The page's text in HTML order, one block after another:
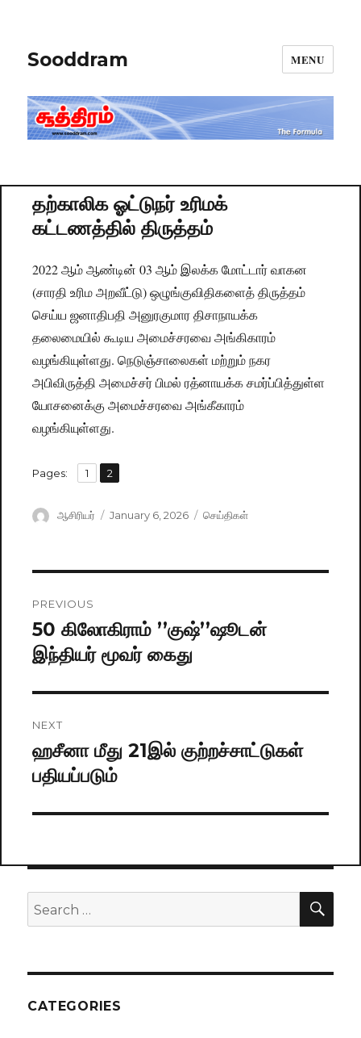
Sooddram MENU
தற்காலிக ஓட்டுநர் உரிமக்
கட்டணத்தில் திருத்தம்
2022 ஆம் ஆண்டின் 03 ஆம் இலக்க மோட்டார் வாகன
(சாரதி உரிம அறவீட்டு) ஒழுங்குவிதிகளைத் திருத்தம்
செய்ய ஜனாதிபதி அனுரகுமார திசாநாயக்க
தலைமையில் கூடிய அமைச்சரவை அங்கிகாரம்
வழங்கியுள்ளது. நெடுஞ்சாலைகள் மற்றும் நகர
அபிவிருத்தி அமைச்சர் பிமல் ரத்னாயக்க சமர்ப்பித்துள்ள
யோசனைக்கு அமைச்சரவை அங்கீகாரம்
வழங்கியுள்ளது.
Pages: Page
1 ,
Page
2
Author
ஆசிரியர்
Posted
January 6, 2026 Categories
செய்திகள்
navigation
PREVIOUS
Previous
post:
50 கிலோகிராம் ’’குஷ்’’ஷூடன்
இந்தியர் மூவர் கைது
NEXT
Next
post:
ஹசீனா மீது 21இல் குற்றச்சாட்டுகள்
பதியப்படும்
Search
for:
CATEGORIES